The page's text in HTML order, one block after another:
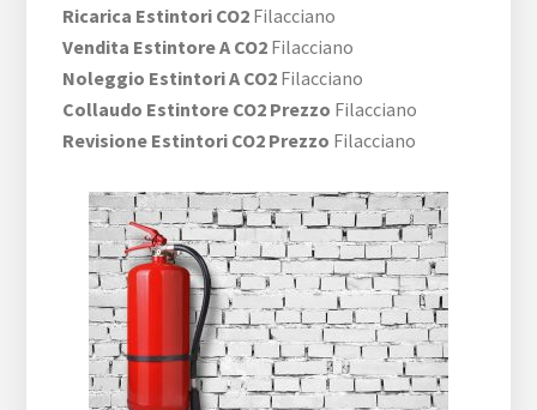
Ricarica Estintori CO2 Filacciano
Vendita Estintore A CO2 Filacciano
Noleggio Estintori A CO2 Filacciano
Collaudo Estintore CO2 Prezzo Filacciano
Revisione Estintori CO2 Prezzo Filacciano